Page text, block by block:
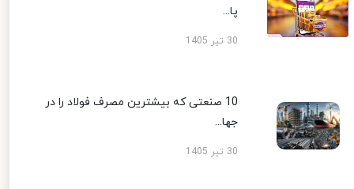
پا...
30 تیر 1405
10 صنعتی که بیشترین مصرف فولاد را در
جها...
30 تیر 1405